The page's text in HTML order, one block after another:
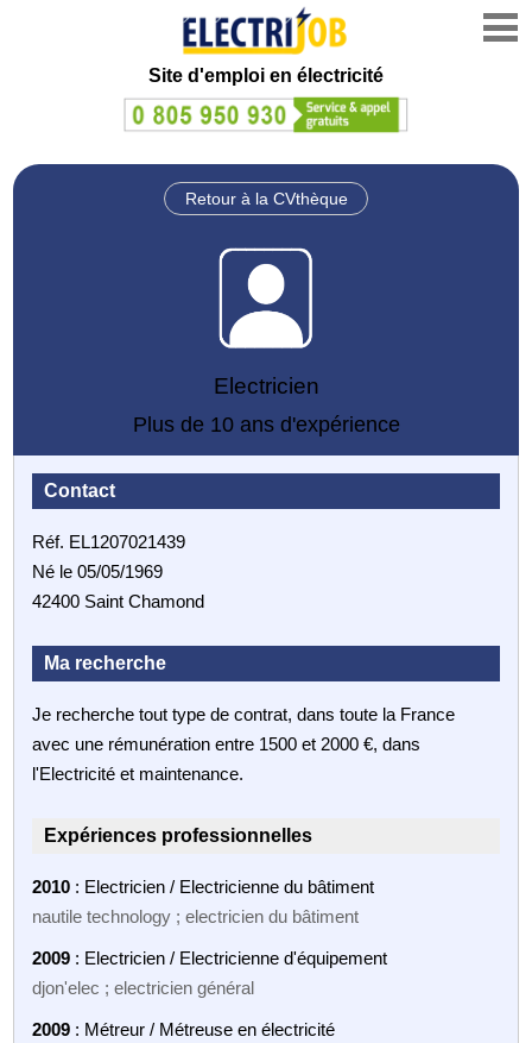
Site d'emploi en électricité
Retour à la CVthèque
Electricien
Plus de 10 ans d'expérience
Contact
Réf. EL1207021439
Né le 05/05/1969
42400 Saint Chamond
Ma recherche
Je recherche tout type de contrat, dans toute la France
avec une rémunération entre 1500 et 2000 €, dans
l'Electricité et maintenance.
Expériences professionnelles
2010 : Electricien / Electricienne du bâtiment
nautile technology ; electricien du bâtiment
2009 : Electricien / Electricienne d'équipement
djon'elec ; electricien général
2009 : Métreur / Métreuse en électricité